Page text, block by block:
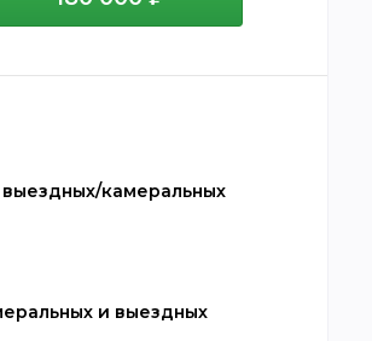
камеральных
и выездных